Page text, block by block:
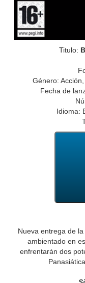
Titulo:
Género:
Fecha de
Idioma:
Nueva entrega de
ambientado en
enfrentarán dos